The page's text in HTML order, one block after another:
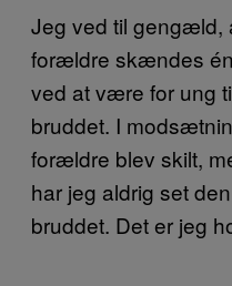
Jeg ved til gengæld,
forældre skændes
ved at være for ung
bruddet. I
forældre blev skilt,
har jeg aldrig set
bruddet. Det er jeg